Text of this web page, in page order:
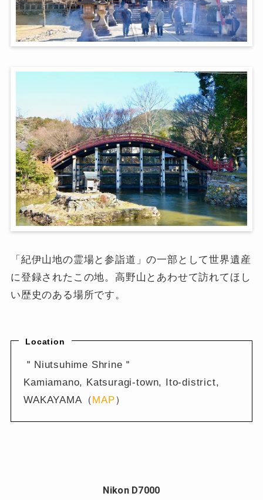
「紀伊山地の霊場と参詣道」の一部として世界遺産
に登録されたこの地。高野山とあわせて訪れてほし
い歴史のある場所です。
Location
＂Niutsuhime Shrine＂
Kamiamano, Katsuragi-town, Ito-district,
WAKAYAMA（MAP）
Nikon D7000